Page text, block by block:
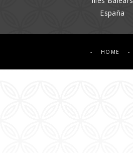
España
- HOME -